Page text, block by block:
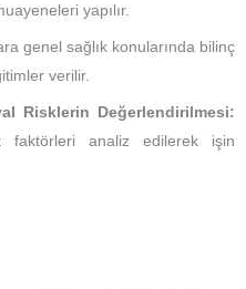
yapılır.
genel sağlık konularında bilinç
verilir.
Risklerin Değerlendirilmesi:
faktörleri analiz edilerek işin